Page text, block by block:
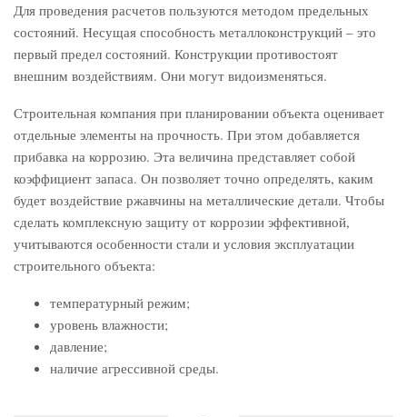
Для проведения расчетов пользуются методом предельных
состояний. Несущая способность металлоконструкций – это
первый предел состояний. Конструкции противостоят
внешним воздействиям. Они могут видоизменяться.
Строительная компания при планировании объекта оценивает
отдельные элементы на прочность. При этом добавляется
прибавка на коррозию. Эта величина представляет собой
коэффициент запаса. Он позволяет точно определять, каким
будет воздействие ржавчины на металлические детали. Чтобы
сделать комплексную защиту от коррозии эффективной,
учитываются особенности стали и условия эксплуатации
строительного объекта:
температурный режим;
уровень влажности;
давление;
наличие агрессивной среды.